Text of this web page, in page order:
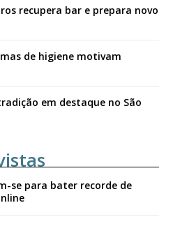
recupera bar e prepara novo
de higiene motivam
em destaque no São
se para bater recorde de